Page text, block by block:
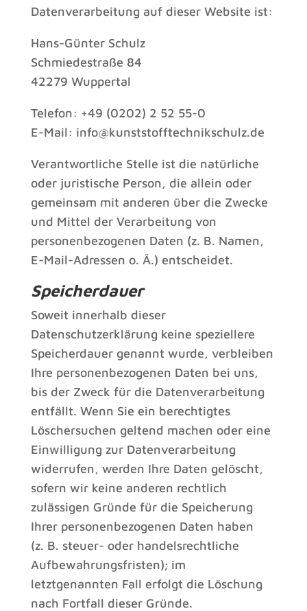
Datenverarbeitung auf dieser Website ist:
Hans-Günter Schulz
Schmiedestraße 84
42279 Wuppertal
Telefon: +49 (0202) 2 52 55-0
E-Mail: info@kunststofftechnikschulz.de
Verantwortliche Stelle ist die natürliche
oder juristische Person, die allein oder
gemeinsam mit anderen über die Zwecke
und Mittel der Verarbeitung von
personenbezogenen Daten (z. B. Namen,
E-Mail-Adressen o. Ä.) entscheidet.
Speicherdauer
Soweit innerhalb dieser
Datenschutzerklärung keine speziellere
Speicherdauer genannt wurde, verbleiben
Ihre personenbezogenen Daten bei uns,
bis der Zweck für die Datenverarbeitung
entfällt. Wenn Sie ein berechtigtes
Löschersuchen geltend machen oder eine
Einwilligung zur Datenverarbeitung
widerrufen, werden Ihre Daten gelöscht,
sofern wir keine anderen rechtlich
zulässigen Gründe für die Speicherung
Ihrer personenbezogenen Daten haben
(z. B. steuer- oder handelsrechtliche
Aufbewahrungsfristen); im
letztgenannten Fall erfolgt die Löschung
nach Fortfall dieser Gründe.